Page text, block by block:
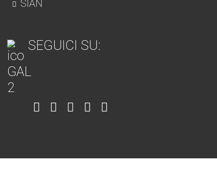
SIAN
SEGUICI SU:
Item Item Item Item